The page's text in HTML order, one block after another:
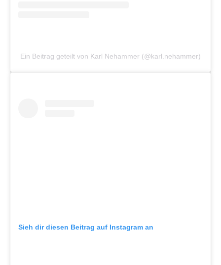
Ein Beitrag geteilt von Karl Nehammer (@karl.nehammer)
Sieh dir diesen Beitrag auf Instagram an